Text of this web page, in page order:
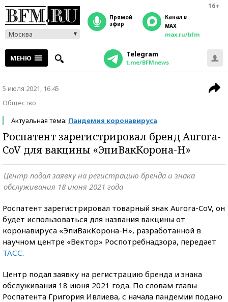
16+
Москва
прямой
эфир
Канал в
MAX
max.ru/bfm
МЕНЮ Telegram
t.me/BFMnews
5 июля 2021, 16:45
Общество
Актуальная тема: Пандемия коронавируса
Роспатент зарегистрировал бренд Aurora-
CoV для вакцины «ЭпиВакКорона-Н»
Центр подал заявку на регистрацию бренда и знака
обслуживания 18 июня 2021 года
Роспатент зарегистрировал товарный знак Aurora-CoV, он
будет использоваться для названия вакцины от
коронавируса «ЭпиВакКорона-Н», разработанной в
научном центре «Вектор» Роспотребнадзора, передает
ТАСС.
Центр подал заявку на регистрацию бренда и знака
обслуживания 18 июня 2021 года. По словам главы
Роспатента Григория Ивлиева, с начала пандемии подано